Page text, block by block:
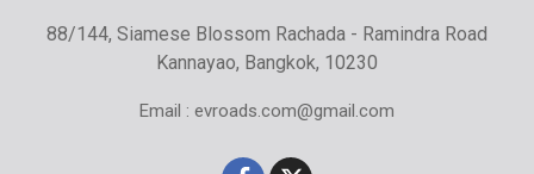
88/144, Siamese Blossom Rachada - Ramindra Road
Kannayao, Bangkok, 10230
Email : evroads.com@gmail.com